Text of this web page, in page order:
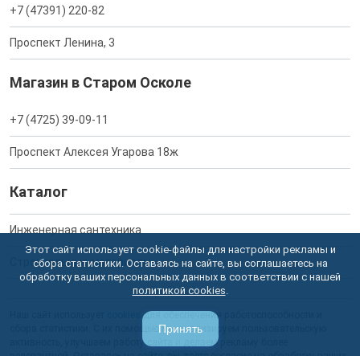
+7 (47391) 220-82
Проспект Ленина, 3
Магазин в Старом Осколе
+7 (4725) 39-09-11
Проспект Алексея Угарова 18ж
Каталог
Инженерная сантехника
Строительные материалы
для обеспечения работоспособности и
сбора статистики. С их помощью мы анализируем пользовательскую
активность, улучшаем работу сайта и делаем рекламу более
Этот сайт использует cookie-файлы для настройки рекламы и
сбора статистики. Оставаясь на сайте, вы соглашаетесь на
обработку ваших персональных данных в соответствии с нашей
политикой cookies.
Принять